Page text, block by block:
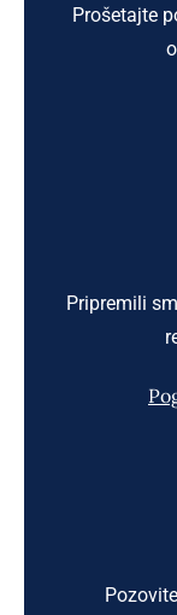
Prošetajte
Pripremili